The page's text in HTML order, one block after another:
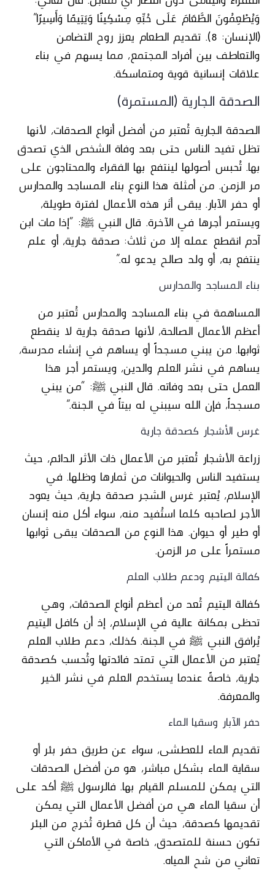
وَيُطْعِمُونَ الطَّعَامَ عَلَى حُبِّهِ مِسْكِينًا وَيَتِيمًا وَأَسِيرًا”
(الإنسان: 8)
. تقديم الطعام يعزز روح التضامن
والتعاطف بين أفراد المجتمع، مما يسهم في بناء
علاقات إنسانية قوية ومتماسكة.
الصدقة الجارية (المستمرة)
الصدقة الجارية تُعتبر من أفضل أنواع الصدقات، لأنها
تظل تفيد الناس حتى بعد وفاة الشخص الذي تصدق
بها. تُحبس أصولها لينتفع بها الفقراء والمحتاجون على
مر الزمن. من أمثلة هذا النوع بناء المساجد والمدارس
أو حفر الآبار. يبقى أثر هذه الأعمال لفترة طويلة،
ويستمر أجرها في الآخرة. قال النبي ﷺ: “إذا مات ابن
آدم انقطع عمله إلا من ثلاث: صدقة جارية، أو علم
ينتفع به، أو ولد صالح يدعو له.”
بناء المساجد والمدارس
المساهمة في بناء المساجد والمدارس تُعتبر من
أعظم الأعمال الصالحة، لأنها صدقة جارية لا ينقطع
ثوابها. من يبني مسجداً أو يساهم في إنشاء مدرسة،
يساهم في نشر العلم والدين، ويستمر أجر هذا
العمل حتى بعد وفاته. قال النبي ﷺ: “من يبني
مسجداً، فإن الله سيبني له بيتاً في الجنة.”
غرس الأشجار كصدقة جارية
زراعة الأشجار تُعتبر من الأعمال ذات الأثر الدائم، حيث
يستفيد الناس والحيوانات من ثمارها وظلها. في
الإسلام، يُعتبر غرس الشجر صدقة جارية، حيث يعود
الأجر لصاحبه كلما استُفيد منه، سواء أكل منه إنسان
أو طير أو حيوان. هذا النوع من الصدقات يبقى ثوابها
مستمراً على مر الزمن.
كفالة اليتيم ودعم طلاب العلم
كفالة اليتيم تُعد من أعظم أنواع الصدقات، وهي
تحظى بمكانة عالية في الإسلام، إذ أن كافل اليتيم
يُرافق النبي ﷺ في الجنة. كذلك، دعم طلاب العلم
يُعتبر من الأعمال التي تمتد فائدتها وتُحسب كصدقة
جارية، خاصةً عندما يستخدم العلم في نشر الخير
والمعرفة.
حفر الآبار وسقيا الماء
تقديم الماء للعطشى، سواء عن طريق حفر بئر أو
سقاية الماء بشكل مباشر، هو من أفضل الصدقات
التي يمكن للمسلم القيام بها. فالرسول ﷺ أكد على
أن سقيا الماء هي من أفضل الأعمال التي يمكن
تقديمها كصدقة، حيث أن كل قطرة تُخرج من البئر
تكون حسنة للمتصدق، خاصة في الأماكن التي
تعاني من شح المياه.